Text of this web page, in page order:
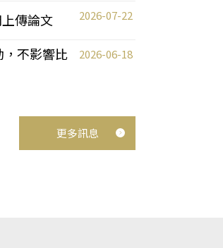
傳論文 2026-07-22
不影響比
2026-06-18
更多訊息